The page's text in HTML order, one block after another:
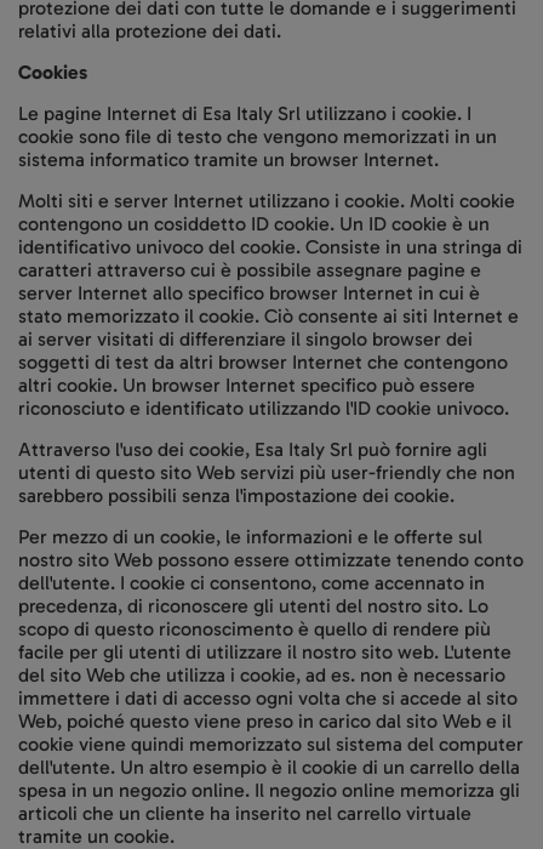
protezione dei dati con tutte le domande e i suggerimenti
relativi alla protezione dei dati.
Cookies
Le pagine Internet di Esa Italy Srl utilizzano i cookie. I
cookie sono file di testo che vengono memorizzati in un
sistema informatico tramite un browser Internet.
Molti siti e server Internet utilizzano i cookie. Molti cookie
contengono un cosiddetto ID cookie. Un ID cookie è un
identificativo univoco del cookie. Consiste in una stringa di
caratteri attraverso cui è possibile assegnare pagine e
server Internet allo specifico browser Internet in cui è
stato memorizzato il cookie. Ciò consente ai siti Internet e
ai server visitati di differenziare il singolo browser dei
soggetti di test da altri browser Internet che contengono
altri cookie. Un browser Internet specifico può essere
riconosciuto e identificato utilizzando l'ID cookie univoco.
Attraverso l'uso dei cookie, Esa Italy Srl può fornire agli
utenti di questo sito Web servizi più user-friendly che non
sarebbero possibili senza l'impostazione dei cookie.
Per mezzo di un cookie, le informazioni e le offerte sul
nostro sito Web possono essere ottimizzate tenendo conto
dell'utente. I cookie ci consentono, come accennato in
precedenza, di riconoscere gli utenti del nostro sito. Lo
scopo di questo riconoscimento è quello di rendere più
facile per gli utenti di utilizzare il nostro sito web. L'utente
del sito Web che utilizza i cookie, ad es. non è necessario
immettere i dati di accesso ogni volta che si accede al sito
Web, poiché questo viene preso in carico dal sito Web e il
cookie viene quindi memorizzato sul sistema del computer
dell'utente. Un altro esempio è il cookie di un carrello della
spesa in un negozio online. Il negozio online memorizza gli
articoli che un cliente ha inserito nel carrello virtuale
tramite un cookie.